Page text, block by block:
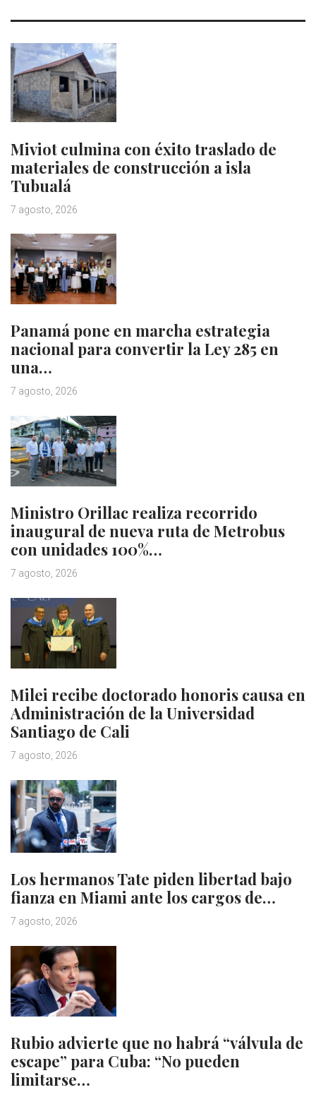
Miviot culmina con éxito traslado de
materiales de construcción a isla
Tubualá
7 agosto, 2026
Panamá pone en marcha estrategia
nacional para convertir la Ley 285 en
una…
7 agosto, 2026
Ministro Orillac realiza recorrido
inaugural de nueva ruta de Metrobus
con unidades 100%…
7 agosto, 2026
Milei recibe doctorado honoris causa en
Administración de la Universidad
Santiago de Cali
7 agosto, 2026
Los hermanos Tate piden libertad bajo
fianza en Miami ante los cargos de…
7 agosto, 2026
Rubio advierte que no habrá “válvula de
escape” para Cuba: “No pueden
limitarse…